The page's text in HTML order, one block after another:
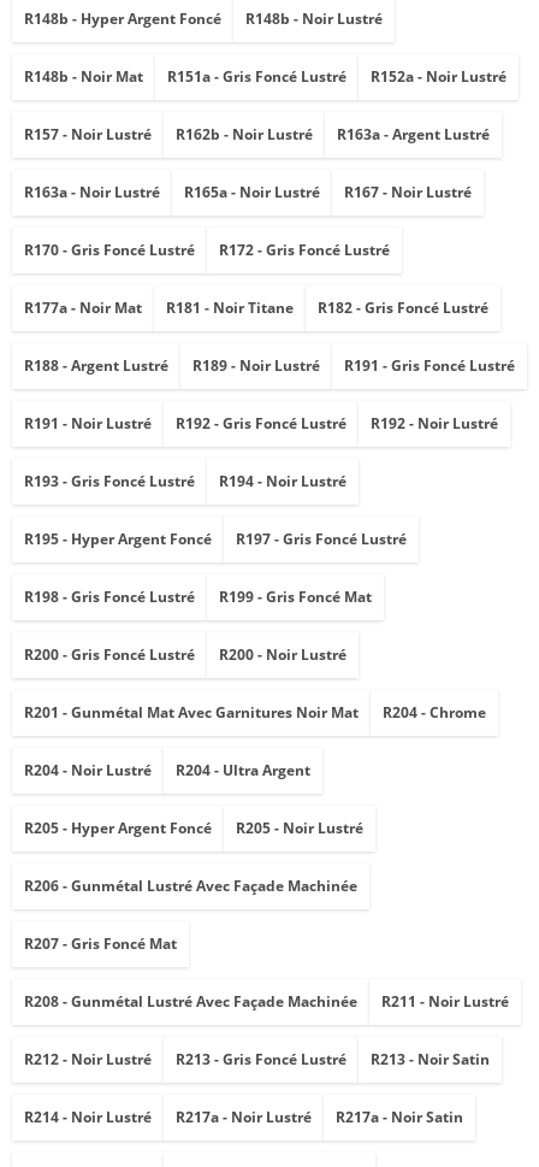
R148b - Hyper Argent Foncé R148b - Noir Lustré
R148b - Noir Mat R151a - Gris Foncé Lustré R152a - Noir Lustré
R157 - Noir Lustré R162b - Noir Lustré R163a - Argent Lustré
R163a - Noir Lustré R165a - Noir Lustré R167 - Noir Lustré
R170 - Gris Foncé Lustré R172 - Gris Foncé Lustré
R177a - Noir Mat R181 - Noir Titane R182 - Gris Foncé Lustré
R188 - Argent Lustré R189 - Noir Lustré R191 - Gris Foncé Lustré
R191 - Noir Lustré R192 - Gris Foncé Lustré R192 - Noir Lustré
R193 - Gris Foncé Lustré R194 - Noir Lustré
R195 - Hyper Argent Foncé R197 - Gris Foncé Lustré
R198 - Gris Foncé Lustré R199 - Gris Foncé Mat
R200 - Gris Foncé Lustré R200 - Noir Lustré
R201 - Gunmétal Mat Avec Garnitures Noir Mat R204 - Chrome
R204 - Noir Lustré R204 - Ultra Argent
R205 - Hyper Argent Foncé R205 - Noir Lustré
R206 - Gunmétal Lustré Avec Façade Machinée
R207 - Gris Foncé Mat
R208 - Gunmétal Lustré Avec Façade Machinée R211 - Noir Lustré
R212 - Noir Lustré R213 - Gris Foncé Lustré R213 - Noir Satin
R214 - Noir Lustré R217a - Noir Lustré R217a - Noir Satin